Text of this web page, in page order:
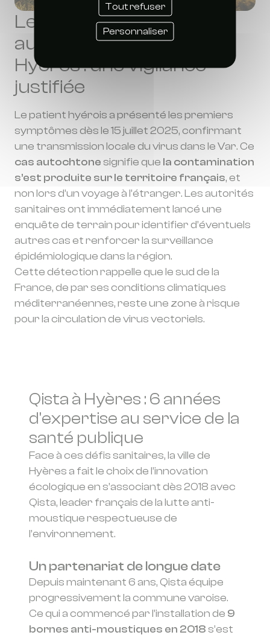
Tout refuser
Personnaliser
Le premier cas
autochtone 2025 à
Hyères : une vigilance
justifiée
Le patient hyérois a présenté les premiers
symptômes dès le 15 juillet 2025, confirmant
une transmission locale du virus dans le Var. Ce
cas autochtone signifie que la contamination
s’est produite sur le territoire français, et
non lors d’un voyage à l’étranger. Les autorités
sanitaires ont immédiatement lancé une
enquête de terrain pour identifier d’éventuels
autres cas et renforcer la surveillance
épidémiologique dans la région.
Cette détection rappelle que le sud de la
France, de par ses conditions climatiques
méditerranéennes, reste une zone à risque
pour la circulation de virus vectoriels.
Qista à Hyères : 6 années
d'expertise au service de la
santé publique
Face à ces défis sanitaires, la ville de
Hyères a fait le choix de l’innovation
écologique en s’associant dès 2018 avec
Qista, leader français de la lutte anti-
moustique respectueuse de
l’environnement.
Un partenariat de longue date
Depuis maintenant 6 ans, Qista équipe
progressivement la commune varoise.
Ce qui a commencé par l’installation de 9
bornes anti-moustiques en 2018 s’est